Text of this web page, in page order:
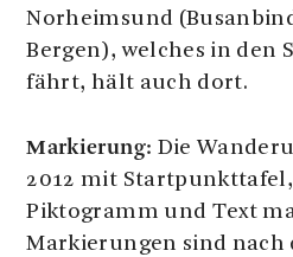
Norheimsund
Bergen), welches in den
fährt, hält auch dort.
Markierung: Die
2012 mit
Piktogramm und Text
Markierungen sind nach